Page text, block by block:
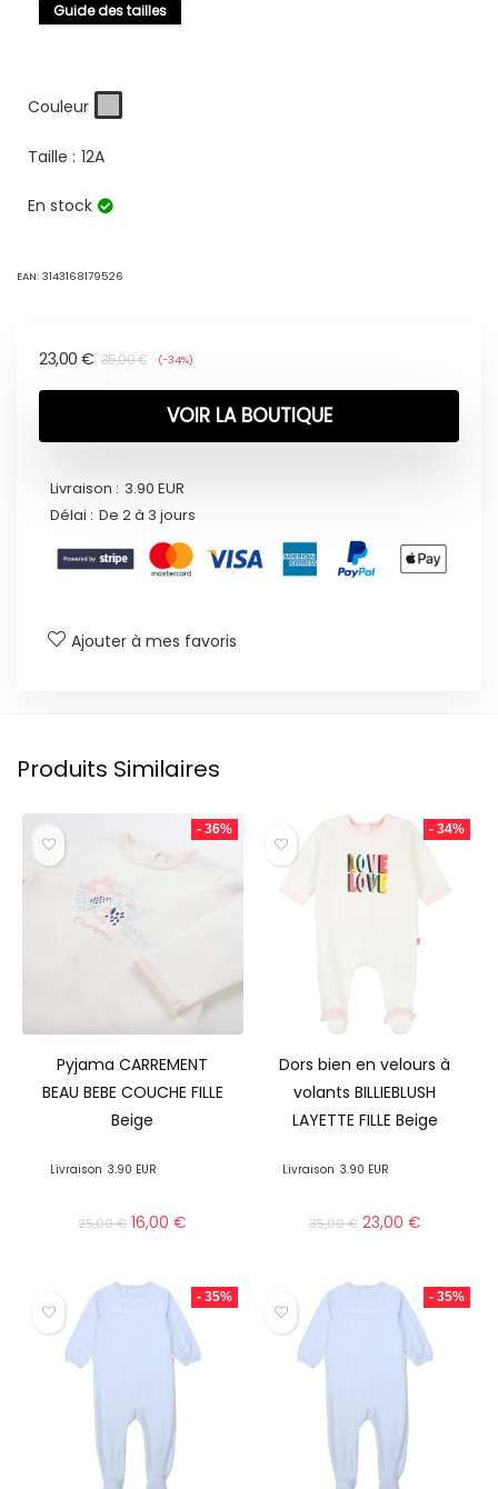
Guide des tailles
Couleur
Taille : 12A
En stock
EAN: 3143168179526
35,00€
23,00 € (-34%)
VOIR LA BOUTIQUE
Livraison : 3.90 EUR
Délai : De 2 à 3 jours
Ajouter à mes favoris
Produits Similaires
- 36%
Pyjama CARREMENT
BEAU BEBE COUCHE FILLE
Beige
Livraison 3.90 EUR
25,00€ 16,00€
- 34%
Dors bien en velours à
volants BILLIEBLUSH
LAYETTE FILLE Beige
Livraison 3.90 EUR
35,00€ 23,00 €
- 35% - 35%